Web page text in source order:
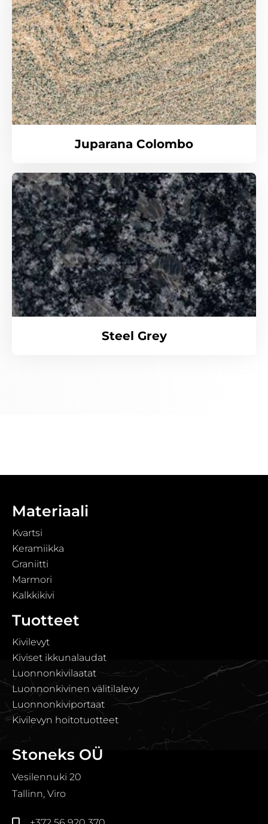
Juparana Colombo
Steel Grey
Materiaali
Kvartsi
Keramiikka
Graniitti
Marmori
Kalkkikivi
Tuotteet
Kivilevyt
Kiviset ikkunalaudat
Luonnonkivilaatat
Luonnonkivinen välitilalevy
Luonnonkiviportaat
Kivilevyn hoitotuotteet
Stoneks OÜ
Vesilennuki 20
Tallinn, Viro